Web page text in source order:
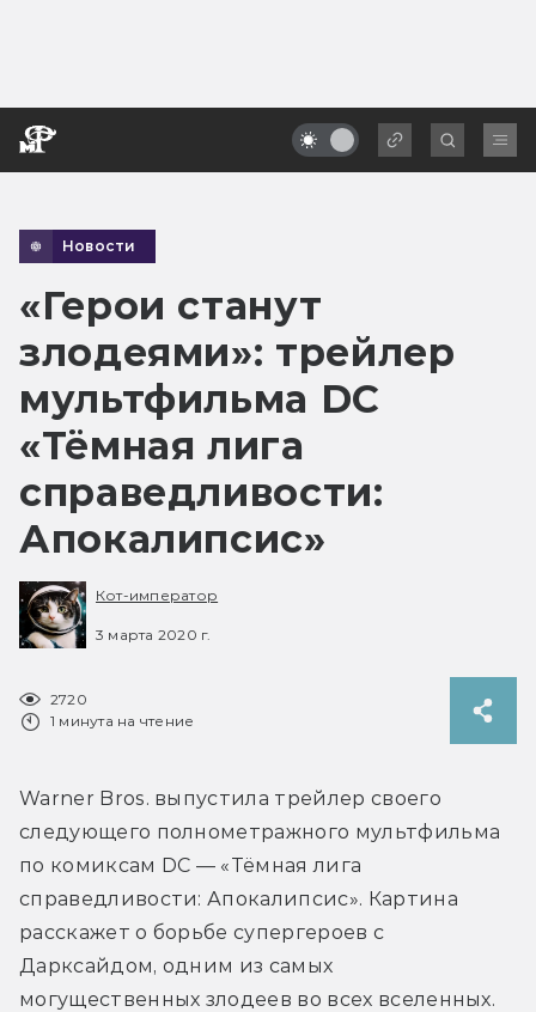
Новости
«Герои станут
злодеями»: трейлер
мультфильма DC
«Тёмная лига
справедливости:
Апокалипсис»
Кот-император
3 марта 2020 г.
2720
1 минута на чтение
Warner Bros. выпустила трейлер своего
следующего полнометражного мультфильма
по комиксам DC — «Тёмная лига
справедливости: Апокалипсис». Картина
расскажет о борьбе супергероев с
Дарксайдом, одним из самых
могущественных злодеев во всех вселенных.